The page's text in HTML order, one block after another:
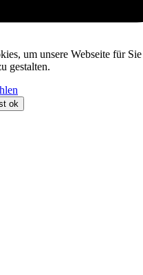
um unsere Webseite für
gestalten.
ok